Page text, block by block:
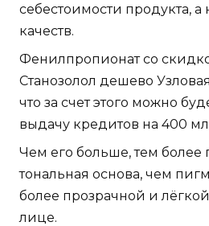
себестоимости продукта, а
качеств.
Фенилпропионат со
Станозолол дешево
что за счет этого можно
выдачу кредитов на 400
Чем его больше, тем более
тональная основа, чем
более прозрачной и
лице.